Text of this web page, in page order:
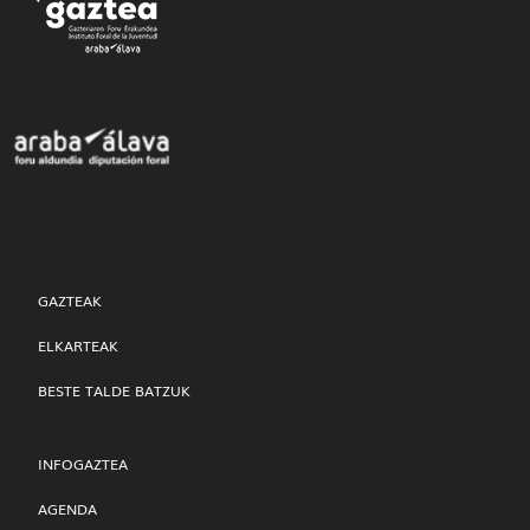
GAZTEAK
ELKARTEAK
BESTE TALDE BATZUK
INFOGAZTEA
AGENDA